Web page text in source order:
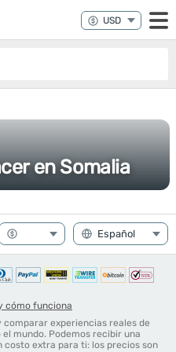
en Somalia
cómo funciona
experiencias reales de
mundo. Podemos recibir una
extra para ti: los precios son